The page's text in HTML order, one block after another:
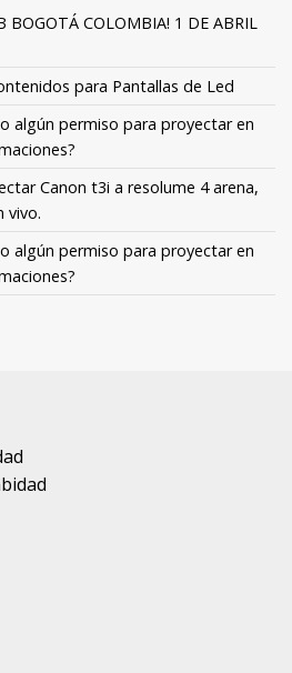
BOGOTÁ COLOMBIA! 1 DE ABRIL
para Pantallas de Led
algún permiso para proyectar en
Canon t3i a resolume 4 arena,
vivo.
algún permiso para proyectar en